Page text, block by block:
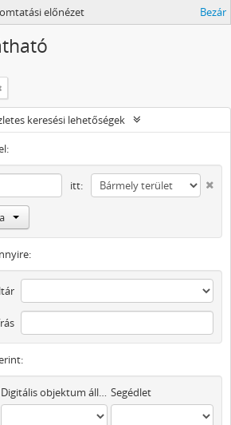
előnézet Bezár
keresési lehetőségek
itt:
Digitális objektum áll rendelkezésre Segédlet